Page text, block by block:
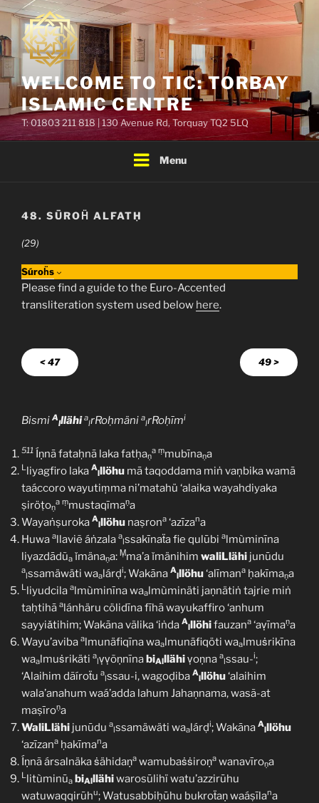
Skip
content
WELCOME TO TIC: TORBAY
ISLAMIC CENTRE
T: 01803 211 818 | 130 Avenue Rd, Torquay TQ2 5LQ
Menu
48. SŪROḦ ALFATḤ
(29)
Súroḧs
Please find a guide to the Euro-Accented
transliteration system used below here.
< 47 49 >
Bismi A
lllähi a
lrRoḥmäni a
lrRoḥīmi
511 Íṇnā fataḥnā laka fatḥaṇ
a ṃmubīnaṇa
Lliyagfiro laka A
lllöhu mā taqoddama miṅ vaņbika wamā
taáccoro wayutiṃma ni’matahü ‘alaika wayahdiyaka
ṣiröṭoṇ
a ṃmustaqīmaṇa
Wayaṅṣuroka A
lllöhu naṣrona ‘azīzana
Huwa allaviẽ áṅzala a
lssakīnaẗa fie qulūbi almùminīna
liyazdādũa ǐmänaṇa: Ṃma’a ǐmänihim waliLlähi junūdu
a
lssamäwäti waalárḍi; Wakāna A
lllöhu‘alīmana ḥakīmaṇa
Lliyudcila almùminīna waalmùminäti jaṇnätiṅ tajrie miṅ
taḥtihā alánhäru cölidīna fīhā wayukaffiro ‘anhum
sayyiǎtihim; Wakāna välika ‘iṅda A
lllöhifauzana ‘aṿīmaṇa
Wayu’aviba almunäfiqīna waalmunäfiqöti waalmuṡrikīna
waalmuṡrikäti a
lṿṿõṇnīnabiAlllähiṿoṇna a
lssau-i;
‘Alaihim dãíroẗu a
lssau-i, wagoḍiba A
lllöhu‘alaihim
wala’anahum waá’adda lahum Jahaṇnama, wasã-at
maṣīroṇa
WaliLlähi junūdu a
lssamäwäti waalárḍi; Wakāna A
lllöhu
‘azīzana ḥakīmana
Íṇnã ársalnäka ṡähidaṇa wamubaṡṡiroṇa wanavīroṇa
Llitùminūa biAlllähiwarosūlihï watu’azzirūhu
watuwaqqirūhu; Watusabbiḥūhu bukroẗaṇ waáṣīlana